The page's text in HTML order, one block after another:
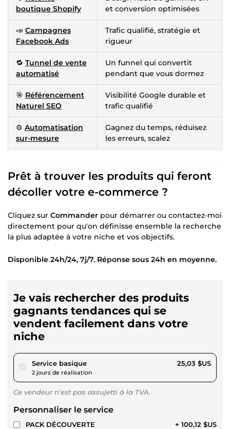
boutique Shopify
et conversion optimisées
📣 Campagnes
Facebook Ads
Trafic qualifié, stratégie et
rigueur
🔁 Tunnel de vente
automatisé
Un funnel qui convertit
pendant que vous dormez
🎯 Référencement
Naturel SEO
Visibilité Google durable et
trafic qualifié
⚙️ Automatisation
sur-mesure
Gagnez du temps, réduisez
les erreurs, scalez
Prêt à trouver les produits qui feront
décoller votre e-commerce ?
Cliquez sur Commander pour démarrer ou contactez-moi
directement pour qu'on définisse ensemble la recherche
la plus adaptée à votre niche et vos objectifs.
Disponible 24h/24, 7j/7. Réponse sous 24h en moyenne.
Je vais rechercher des produits
gagnants tendances qui se
vendent facilement dans votre
niche
Service basiquepour 23,07 $US
2 jours de réalisation
25,03 $US
Ce vendeur n’est pas assujetti à la TVA.
Personnaliser le service
PACK DÉCOUVERTE + 100,12 $US